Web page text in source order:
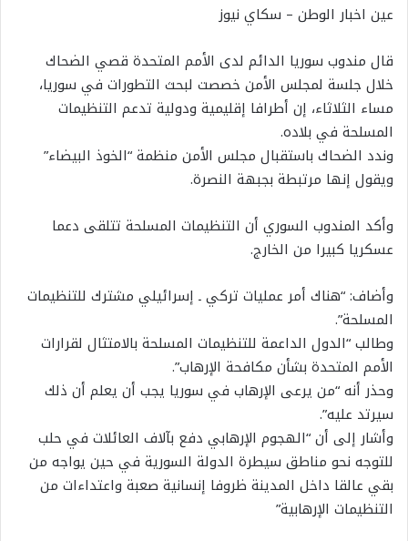
عين اخبار الوطن – سكاي نيوز
قال مندوب سوريا الدائم لدى الأمم المتحدة قصي الضحاك
خلال جلسة لمجلس الأمن خصصت لبحث التطورات في سوريا،
مساء الثلاثاء، إن أطرافا إقليمية ودولية تدعم التنظيمات
المسلحة في بلاده.
وندد الضحاك باستقبال مجلس الأمن منظمة “الخوذ البيضاء”
ويقول إنها مرتبطة بجبهة النصرة.
وأكد المندوب السوري أن التنظيمات المسلحة تتلقى دعما
عسكريا كبيرا من الخارج.
وأضاف: “هناك أمر عمليات تركي ـ إسرائيلي مشترك للتنظيمات
المسلحة”.
وطالب “الدول الداعمة للتنظيمات المسلحة بالامتثال لقرارات
الأمم المتحدة بشأن مكافحة الإرهاب”.
وحذر أنه “من يرعى الإرهاب في سوريا يجب أن يعلم أن ذلك
سيرتد عليه”.
وأشار إلى أن “الهجوم الإرهابي دفع بآلاف العائلات في حلب
للتوجه نحو مناطق سيطرة الدولة السورية في حين يواجه من
بقي عالقا داخل المدينة ظروفا إنسانية صعبة واعتداءات من
التنظيمات الإرهابية”